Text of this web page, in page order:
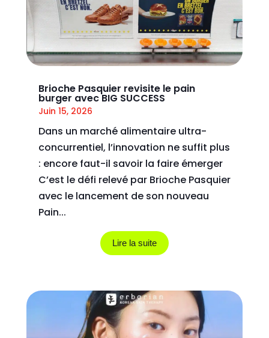
Brioche Pasquier revisite le pain
burger avec BIG SUCCESS
Juin 15, 2026
Dans un marché alimentaire ultra-
concurrentiel, l’innovation ne suffit plus
: encore faut-il savoir la faire émerger
C’est le défi relevé par Brioche Pasquier
avec le lancement de son nouveau
Pain...
Lire la suite